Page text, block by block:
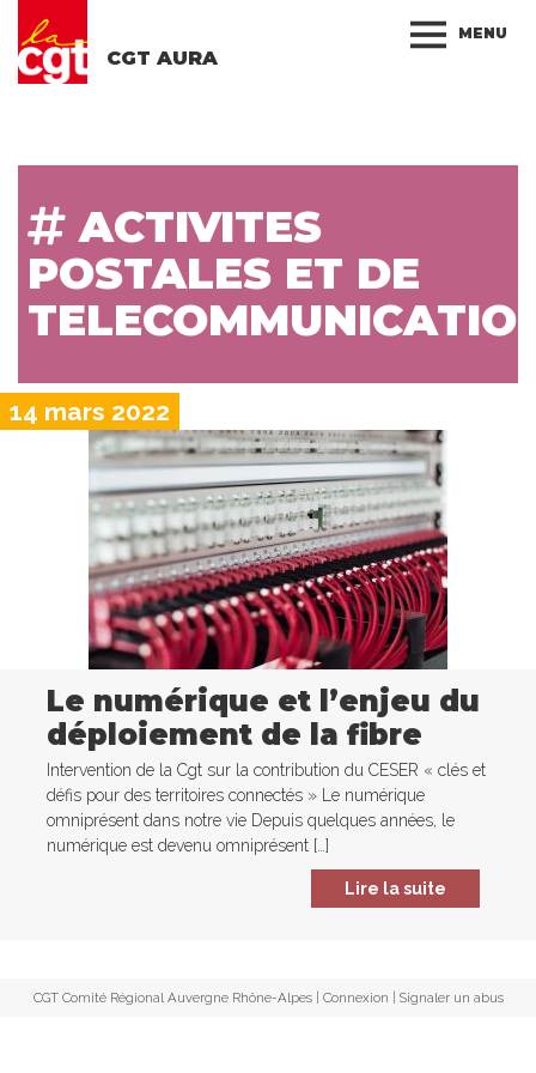
CGT AURA
MENU
ACTIVITES
POSTALES ET DE
14 mars 2022
Le numérique et l’enjeu du
déploiement de la fibre
Intervention de la Cgt sur la contribution du CESER « clés et
défis pour des territoires connectés » Le numérique
omniprésent dans notre vie Depuis quelques années, le
numérique est devenu omniprésent […]
Lire la suite
CGT Comité Régional Auvergne Rhône-Alpes | Connexion Signaler un abus